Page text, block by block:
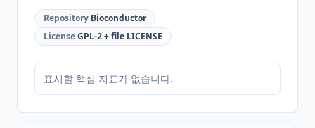
Repository Bioconductor
LicenseGPL-2 + file LICENSE
표시할 핵심 지표가 없습니다.